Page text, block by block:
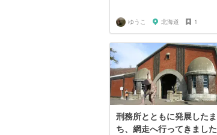
ゆうこ 北海道 1
刑務所とともに発展したま
ち、網走へ行ってきました